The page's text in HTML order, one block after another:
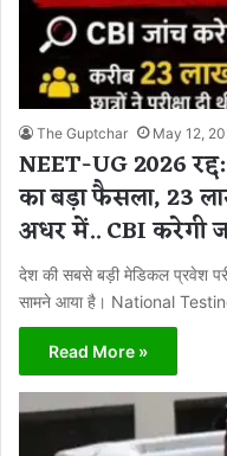
The Guptchar May 12,
NEET-UG 2026
का बड़ा फैसला, 23
अधर में.. CBI करेगी
देश की सबसे बड़ी मेडिकल प्रवेश
सामने आया है। National
Read More »